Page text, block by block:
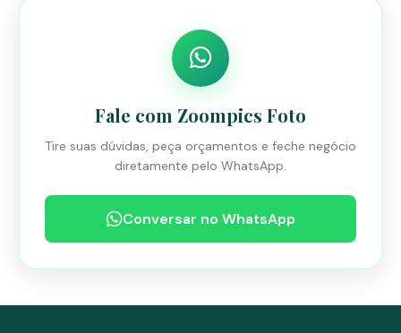
Fale com Zoompics Foto
Tire suas dúvidas, peça orçamentos e feche negócio
diretamente pelo WhatsApp.
Conversar no WhatsApp